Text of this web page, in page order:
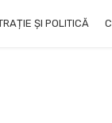
ȘI POLITICĂ